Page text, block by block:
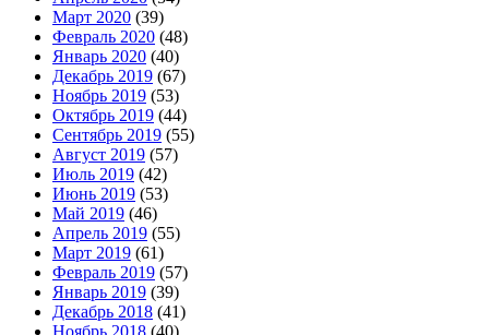
Март 2020 (39)
Февраль 2020 (48)
Январь 2020 (40)
Декабрь 2019 (67)
Ноябрь 2019 (53)
Октябрь 2019 (44)
Сентябрь 2019 (55)
Август 2019 (57)
Июль 2019 (42)
Июнь 2019 (53)
Май 2019 (46)
Апрель 2019 (55)
Март 2019 (61)
Февраль 2019 (57)
Январь 2019 (39)
Декабрь 2018 (41)